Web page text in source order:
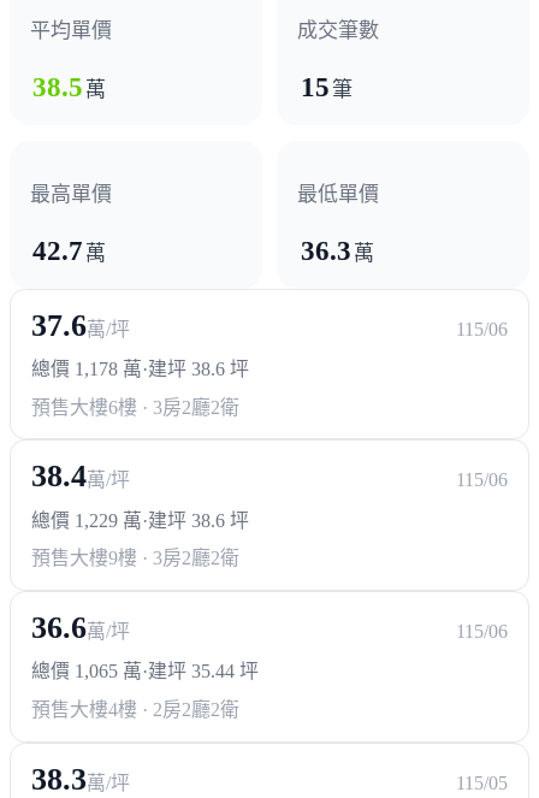
平均單價
38.5 萬
成交筆數
15筆
最高單價
42.7 萬
最低單價
36.3 萬
37.6萬/坪
115/06
總價 1,178 萬·建坪 38.6 坪
預售大樓6樓 · 3房2廳2衛
38.4萬/坪
115/06
總價 1,229 萬·建坪 38.6 坪
預售大樓9樓 · 3房2廳2衛
36.6萬/坪
115/06
總價 1,065 萬·建坪 35.44 坪
預售大樓4樓 · 2房2廳2衛
38.3萬/坪
115/05